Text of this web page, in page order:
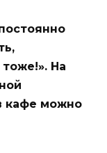
тоже!». На
кафе можно